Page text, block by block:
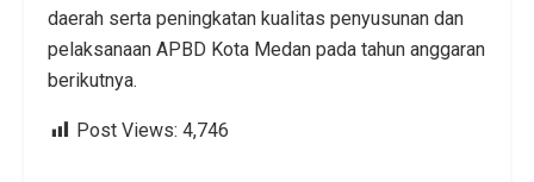
daerah serta peningkatan kualitas penyusunan dan
pelaksanaan APBD Kota Medan pada tahun anggaran
berikutnya.
Post Views: 4,746